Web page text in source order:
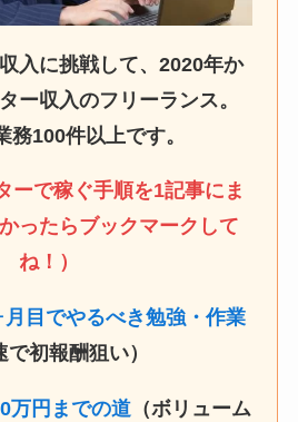
入に挑戦して、2020年か
ー収入のフリーランス。
務100件以上です。
ーで稼ぐ手順を1記事にま
ったらブックマークして
ね！）
目でやるべき勉強・作業
で初報酬狙い）
万円までの道 （ボリューム